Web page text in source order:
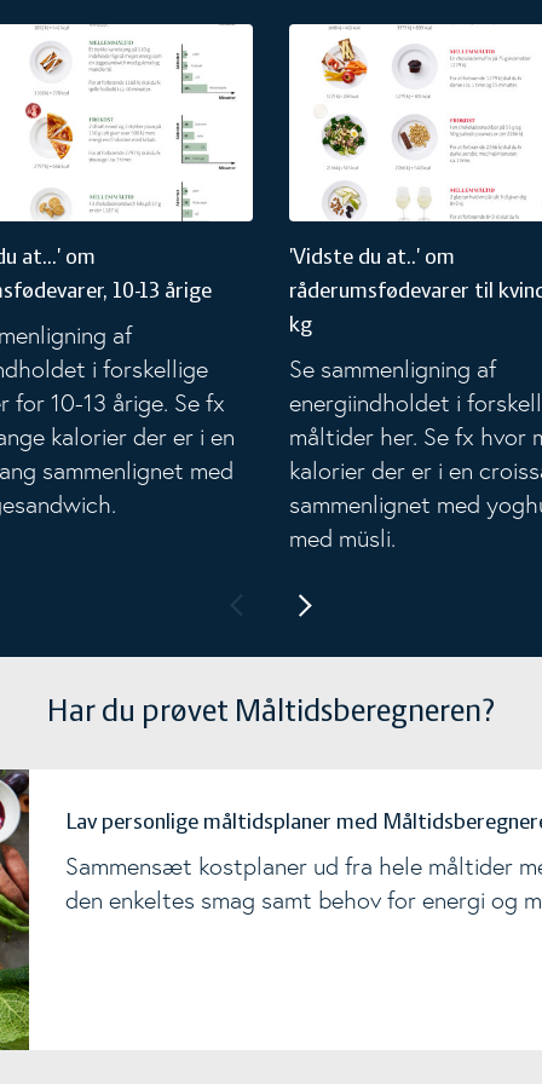
årige
at...' om
10-13 årige
af
i forskellige
for 10-13 årige. Se fx
kalorier der er i en
sammenlignet med
om råderumsfødevarer, 10-13 årige
'Vidste du at..' om
råderumsfødevarer til
kg
Se sammenligning af
energiindholdet i
måltider her. Se fx hvor
kalorier der er i en
sammenlignet med
med müsli.
'Vidste du at..' om
Har du prøvet Måltidsberegneren?
Lav personlige måltidsplaner med
Sammensæt kostplaner ud fra hele måltider
den enkeltes smag samt behov for energi og